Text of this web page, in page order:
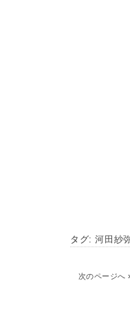
タグ:河田紗
次のページへ